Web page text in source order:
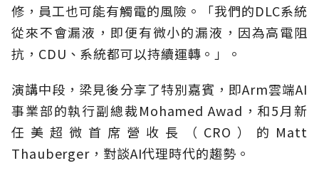
修，員工也可能有觸電的風險。「我們的DLC系統
從來不會漏液，即便有微小的漏液，因為高電阻
抗，CDU、系統都可以持續運轉。」。
演講中段，梁見後分享了特別嘉賓，即Arm雲端AI
事業部的執行副總裁Mohamed Awad，和5月新
任美超微首席營收長（CRO）的Matt
Thauberger，對談AI代理時代的趨勢。